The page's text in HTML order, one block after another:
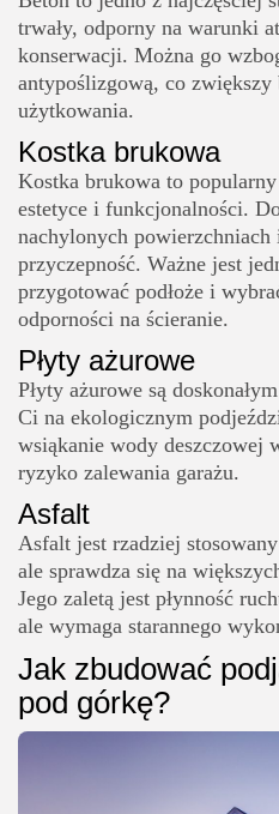
trwały, odporny na warunki
konserwacji. Można go
antypoślizgową, co zwiększy
użytkowania.
Kostka brukowa
Kostka brukowa to
estetyce i funkcjonalności.
nachylonych powierzchniach
przyczepność. Ważne jest
przygotować podłoże i
odporności na ścieranie.
Płyty ażurowe
Płyty ażurowe są
Ci na ekologicznym
wsiąkanie wody deszczowej
ryzyko zalewania garażu.
Asfalt
Asfalt jest rzadziej
ale sprawdza się na
Jego zaletą jest płynność
ale wymaga starannego
Jak zbudować
pod górkę?